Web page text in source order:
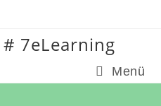
7eLearning
Menü